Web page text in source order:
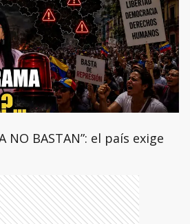
NO BASTAN”: el país exige